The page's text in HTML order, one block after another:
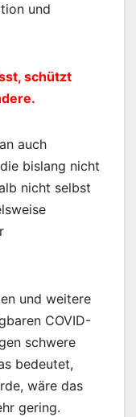
und
schützt
auch
bislang nicht
nicht selbst
und weitere
COVID-
schwere
bedeutet,
wäre das
gering.